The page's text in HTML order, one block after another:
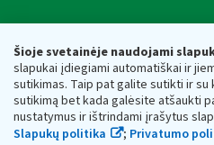
Šioje svetainėje naudojami
slapukai įdiegiami automatiškai ir
sutikimas. Taip pat galite sutikti ir su
sutikimą bet kada galėsite atšaukti
nustatymus ir ištrindami įrašytus
Slapukų politika
; Privatumo
Respublikos finansų
Biudžetinė įstaiga. Juridinio asmens
adresas: Vasario 16-osios g. 14,
vmi@vmi.lt, E. pristatymo dėžutės
Duomenys apie Valstybinę
Respublikos finansų ministerijos